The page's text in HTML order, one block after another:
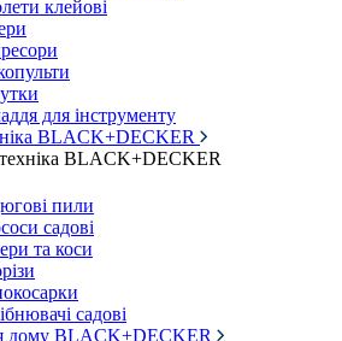
клейові
для інструменту
BLACK+DECKER
BLACK+DECKER
пили
садові
та коси
садові
дому BLACK+DECKER